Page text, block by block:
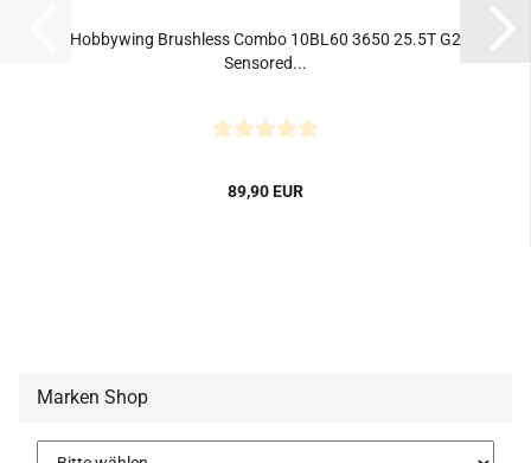
Hobbywing Brushless Combo 10BL60 3650 25.5T G2
Sensored...
89,90 EUR
Marken Shop